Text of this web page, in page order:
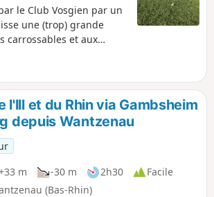
le Club Vosgien par un
une (trop) grande
carrossables et aux
très caillouteux,
secteur Sud de
à porter de bonnes
de beaux panoramas et
balade à faire aux
la température n'est
il est presque
l'lll et du Rhin via Gambsheim
depuis Wantzenau
m -30 m 2h30
Facile
(Bas-Rhin)